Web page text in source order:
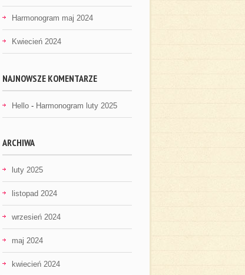
Harmonogram maj 2024
Kwiecień 2024
NAJNOWSZE KOMENTARZE
Hello - Harmonogram luty 2025
ARCHIWA
luty 2025
listopad 2024
wrzesień 2024
maj 2024
kwiecień 2024